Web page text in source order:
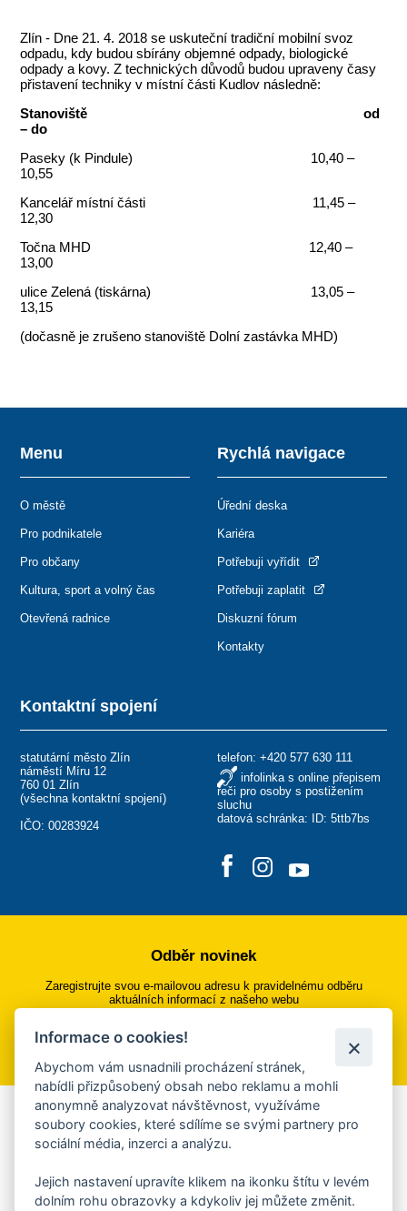
Zlín - Dne 21. 4. 2018 se uskuteční tradiční mobilní svoz
odpadu, kdy budou sbírány objemné odpady, biologické
odpady a kovy. Z technických důvodů budou upraveny časy
přistavení techniky v místní části Kudlov následně:
Stanoviště od
– do
Paseky (k Pindule) 10,40 –
10,55
Kancelář místní části 11,45 –
12,30
Točna MHD 12,40 –
13,00
ulice Zelená (tiskárna) 13,05 –
13,15
(dočasně je zrušeno stanoviště Dolní zastávka MHD)
Kontaktní spojení
statutární město Zlín
náměstí Míru 12
760 01 Zlín
(všechna kontaktní spojení)
IČO: 00283924
telefon: +420 577 630 111
infolinka s online přepisem
řeči pro osoby s postižením
sluchu
datová schránka: ID: 5ttb7bs
Menu
O městě
Pro podnikatele
Pro občany
Kultura, sport a volný čas
Otevřená radnice
Rychlá navigace
Úřední deska
Kariéra
Potřebuji vyřídit
Potřebuji zaplatit
Diskuzní fórum
Kontakty
Odběr novinek
Zaregistrujte svou e-mailovou adresu k pravidelnému odběru
aktuálních informací z našeho webu
Přihlásit se k odběru
Aplikace Mobilní rozhlas
Chcete dostávat do svého mobilu či mailu upozornění na
ankety, pozvánky na kulturní a sportovní akce?
Informace o cookies!
Abychom vám usnadnili procházení stránek,
nabídli přizpůsobený obsah nebo reklamu a mohli
anonymně analyzovat návštěvnost, využíváme
soubory cookies, které sdílíme se svými partnery pro
sociální média, inzerci a analýzu.
Jejich nastavení upravíte klikem na ikonku štítu v levém
dolním rohu obrazovky a kdykoliv jej můžete změnit.